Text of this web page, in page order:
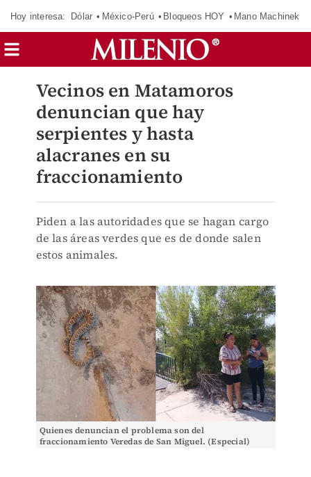
Hoy interesa: Dólar México-Perú Bloqueos HOY Mano Machinek
Vecinos en Matamoros
denuncian que hay
serpientes y hasta
alacranes en su
fraccionamiento
Piden a las autoridades que se hagan cargo
de las áreas verdes que es de donde salen
estos animales.
Quienes denuncian el problema son del
fraccionamiento Veredas de San Miguel. (Especial)